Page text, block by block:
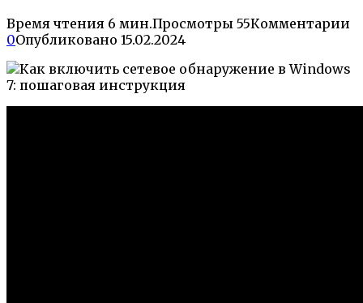
Время чтения 6 мин.Просмотры 55Комментарии
0Опубликовано 15.02.2024